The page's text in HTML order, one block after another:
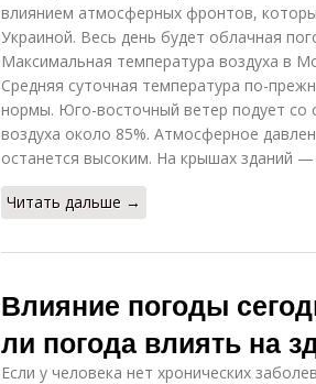
влиянием атмосферных фронтов,
Украиной. Весь день будет облачная
Максимальная температура воздуха в
Средняя суточная температура по-
нормы. Юго-восточный ветер подует со
воздуха около 85%. Атмосферное
останется высоким. На крышах зданий
Читать дальше →
Влияние погоды
ли погода влиять на
Если у человека нет хронических